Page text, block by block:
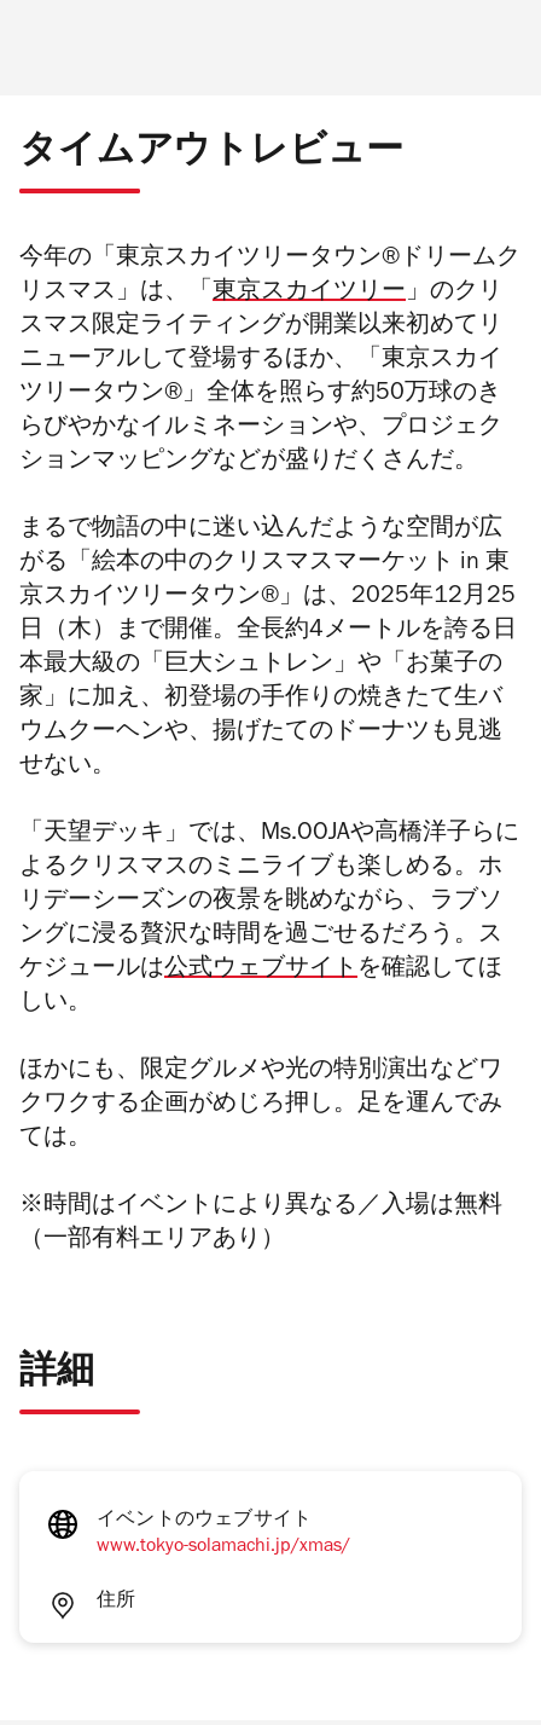
タイムアウトレビュー
今年の「 東京スカイツリータウン® ドリームク
リスマス 」は、「 東京スカイツリー」のクリ
スマス限定ライティングが開業以来初めてリ
ニューアルして登場するほか、「東京スカイ
ツリータウン®」全体を照らす約50万球のき
らびやかなイルミネーションや、プロジェク
ションマッピングなどが盛りだくさんだ。
まるで物語の中に迷い込んだような空間が広
がる「絵本の中のクリスマスマーケット in 東
京スカイツリータウン®」は、2025年12月25
日（木）まで開催。全長約4メートルを誇る日
本最大級の「巨大シュトレン」や「お菓子の
家」に加え、初登場の手作りの焼きたて生バ
ウムクーヘンや、揚げたてのドーナツも見逃
せない。
「天望デッキ」では、Ms.OOJAや高橋洋子らに
よるクリスマスのミニライブも楽しめる。ホ
リデーシーズンの夜景を眺めながら、ラブソ
ングに浸る贅沢な時間を過ごせるだろう。ス
ケジュールは公式ウェブサイトを確認してほ
しい。
ほかにも、限定グルメや光の特別演出などワ
クワクする企画がめじろ押し。足を運んでみ
ては。
※時間はイベントにより異なる／入場は無料
（一部有料エリアあり）
詳細
イベントのウェブサイト
www.tokyo-solamachi.jp/xmas/
住所